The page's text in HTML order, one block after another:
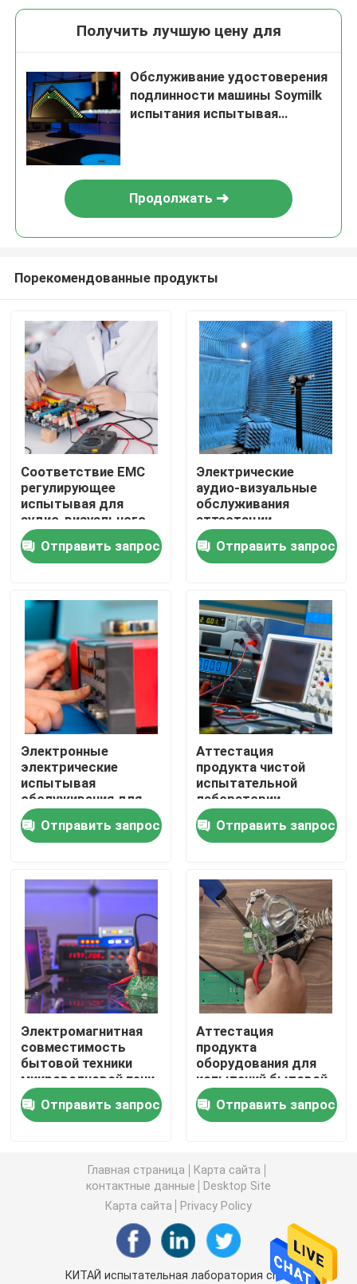
испытывая продукты
Обслуживание аттестации
Лаборатории путешествуют
свяжитесь мы
Новости
Спросите цитату
Лаборатории электроники испытывая
Автомобильные лаборатории теста
Испытывать бытовой техники
Лаборатория теста RF
Лаборатория батареи испытывая
Лаборатория игрушки испытывая
Лаборатории FCC испытывая
Лаборатория испытания Ul
Лаборатория аттестации CE
Получить лучшую цену для
Обслуживание удостоверения
подлинности машины Soymilk
испытания испытывая
Продолжать
Порекомендованные продукты
Соответствие EMC
регулирующее
испытывая для
аудио-визуального
Refrigerating прибора
Отправить запрос
Электрические
аудио-визуальные
обслуживания
аттестации
испытывая
лаборатории
приборов
Отправить запрос
Электронные
электрические
испытывая
обслуживания для
прибора телевидения
портативного
Отправить запрос
Аттестация
продукта чистой
испытательной
лаборатории
электроприбора
глобальная
Отправить запрос
Электромагнитная
совместимость
бытовой техники
микроволновой печи
испытывая
Отправить запрос
Аттестация
продукта
оборудования для
испытаний бытовой
техники EMC
глобальная
Отправить запрос
Главная страница
Карта сайта
контактные данные
Desktop Site
Карта сайта
Privacy Policy
КИТАЙ испытательная лаборатория cnas